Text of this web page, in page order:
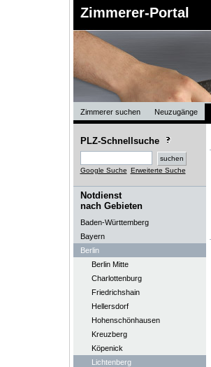
Zimmerer-Portal
Zimmerer suchen Neuzugänge
PLZ-Schnellsuche
Google Suche Erweiterte Suche
Notdienst
nach Gebieten
Baden-Württemberg
Bayern
Berlin
Berlin Mitte
Charlottenburg
Friedrichshain
Hellersdorf
Hohenschönhausen
Kreuzberg
Köpenick
Lichtenberg